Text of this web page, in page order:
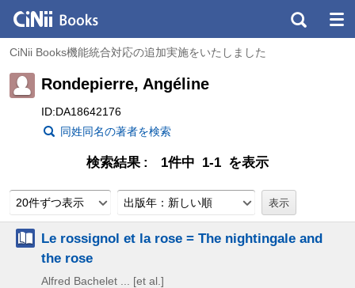
CiNii Books機能統合対応の追加実施をいたしました
Rondepierre, Angéline
ID:DA18642176
同姓同名の著者を検索
検索結果 1件中 1-1 を表示
20件ずつ表示 出版年：新しい順
Le rossignol et la rose = The nightingale and
the rose
Alfred Bachelet ... [et al.]